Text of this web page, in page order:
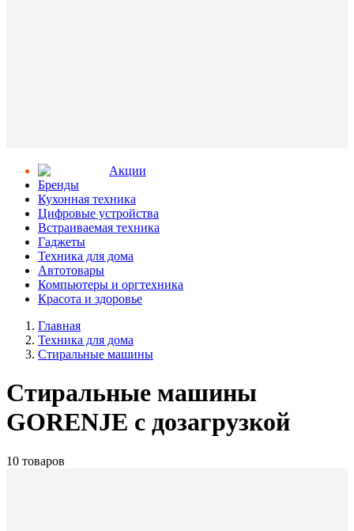
Aкции
Бренды
Кухонная техника
Цифровые устройства
Встраиваемая техника
Гаджеты
Техника для дома
Автотовары
Компьютеры и оргтехника
Красота и здоровье
Главная
Техника для дома
Стиральные машины
Стиральные машины
GORENJE с дозагрузкой
10 товаров